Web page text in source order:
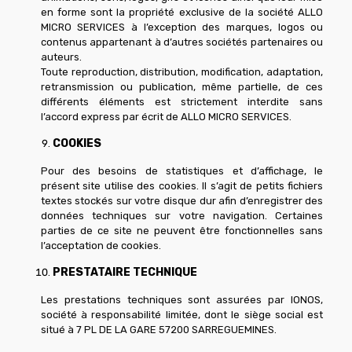
en forme sont la propriété exclusive de la société ALLO
MICRO SERVICES à l’exception des marques, logos ou
contenus appartenant à d’autres sociétés partenaires ou
auteurs.
Toute reproduction, distribution, modification, adaptation,
retransmission ou publication, même partielle, de ces
différents éléments est strictement interdite sans
l’accord express par écrit de ALLO MICRO SERVICES.
COOKIES
Pour des besoins de statistiques et d’affichage, le
présent site utilise des cookies. Il s’agit de petits fichiers
textes stockés sur votre disque dur afin d’enregistrer des
données techniques sur votre navigation. Certaines
parties de ce site ne peuvent être fonctionnelles sans
l’acceptation de cookies.
PRESTATAIRE TECHNIQUE
Les prestations techniques sont assurées par IONOS,
société à responsabilité limitée, dont le siège social est
situé à 7 PL DE LA GARE 57200 SARREGUEMINES.